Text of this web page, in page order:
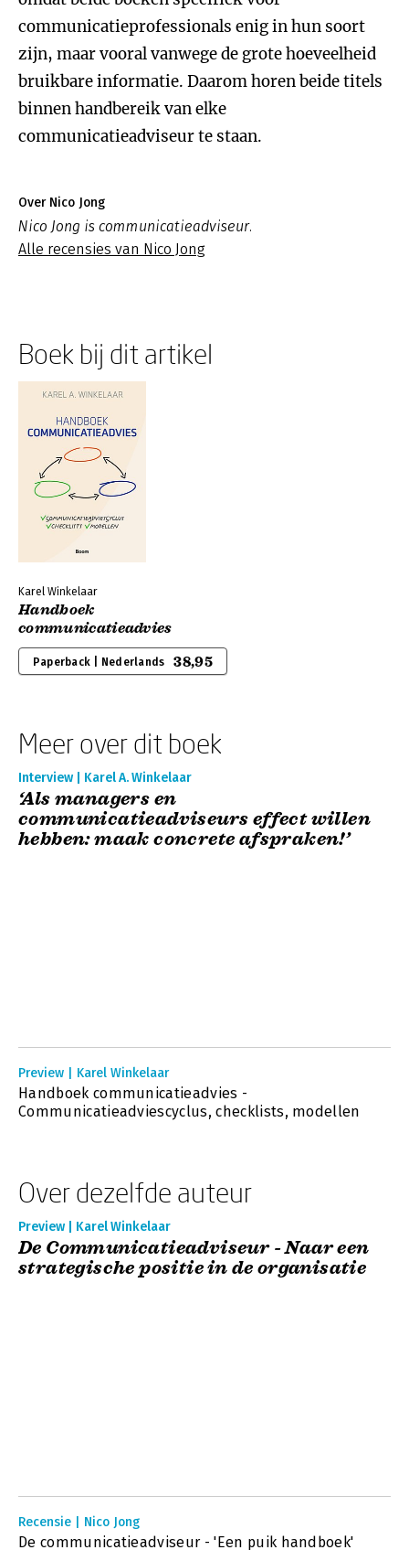
communicatieprofessionals enig in hun soort
zijn, maar vooral vanwege de grote hoeveelheid
bruikbare informatie. Daarom horen beide titels
binnen handbereik van elke
communicatieadviseur te staan.
Over Nico Jong
Nico Jong is communicatieadviseur.
Alle recensies van Nico Jong
Boek bij dit artikel
Karel Winkelaar
Handboek
communicatieadvies
Paperback | Nederlands 38,95
Meer over dit boek
Interview | Karel A. Winkelaar
‘Als managers en
communicatieadviseurs effect willen
hebben: maak concrete afspraken!’
Preview | Karel Winkelaar
Handboek communicatieadvies -
Communicatieadviescyclus, checklists, modellen
Over dezelfde auteur
Preview | Karel Winkelaar
De Communicatieadviseur - Naar een
strategische positie in de organisatie
Recensie | Nico Jong
De communicatieadviseur - 'Een puik handboek'